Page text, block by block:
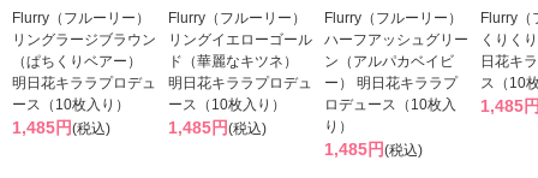
Flurry（フルーリー）
リングラージブラウン
（ぱちくりベアー）
明日花キララプロデュ
ース（10枚入り）
1,485円(税込)
Flurry（フルーリー）
リングイエローゴール
ド（華麗なキツネ）
明日花キララプロデュ
ース（10枚入り）
1,485円(税込)
Flurry（フルーリー）
ハーフアッシュグリー
ン（アルパカベイビ
ー） 明日花キララプ
ロデュース（10枚入
り）
1,485円(税込)
Flurry（
くりく
日花キ
ス（10
1,485